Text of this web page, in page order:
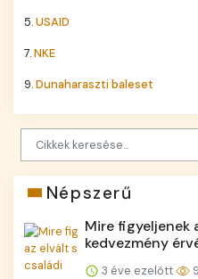
5.USAID
7.NKE
9.Dunaharaszti baleset
Népszerű
Mire figyeljenek
kedvezmény
3 éve ezelőtt